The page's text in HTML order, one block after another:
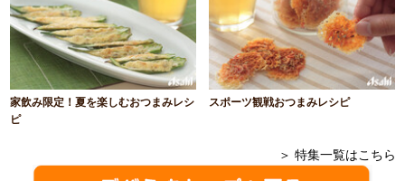
家飲み限定！夏を楽しむおつまみレシ
ピ
スポーツ観戦おつまみレシピ
＞ 特集一覧はこちら